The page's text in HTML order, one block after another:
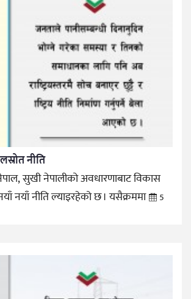
नीति
सुखी नेपालीको अवधारणाबाट विकास
नयाँ नयाँ नीति ल्याइरहेको छ । यसैक्रममा
5